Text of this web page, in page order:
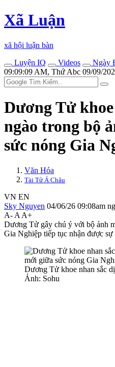
Xã Luận
xã hội luận bàn
Luyện IQ
Videos
Ngày
09:09:09 AM, Thứ Abc 09/09/
Dương Tử
ngào trong bộ
sức nóng Gia
Văn Hóa
Tài Tử Á Châu
VN EN
Sky Nguyen 04/06/26 09:08am
A- A A+
Dương Tử gây chú ý với bộ ảnh
Gia Nghiệp tiếp tục nhận được
Dương Tử khoe nhan sắc
Ảnh: Sohu